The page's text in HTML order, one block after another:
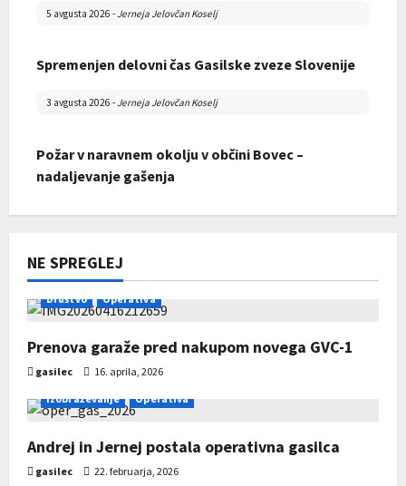
Zaključek tečaja za operativnega gasilca
Pregled društev 2025
5 avgusta 2026 - Jerneja Jelovčan Koselj
Spremenjen delovni čas Gasilske zveze Slovenije
3 avgusta 2026 -Jerneja Jelovčan Koselj
Požar v naravnem okolju v občini Bovec –
nadaljevanje gašenja
31 julija 2026-Jerneja Jelovčan Koselj
Končno poročilo Razpisa za sofinanciranje GZRO
za leto 2026
Razglašena zelo velika in velika požarna
ogroženost naravnega okolja
NE SPREGLEJ
Društvo Operativa
Prenova garaže pred nakupom novega GVC-1
gasilec
16. aprila, 2026
Izobraževanje
Operativa
Andrej in Jernej postala operativna gasilca
gasilec
22. februarja, 2026